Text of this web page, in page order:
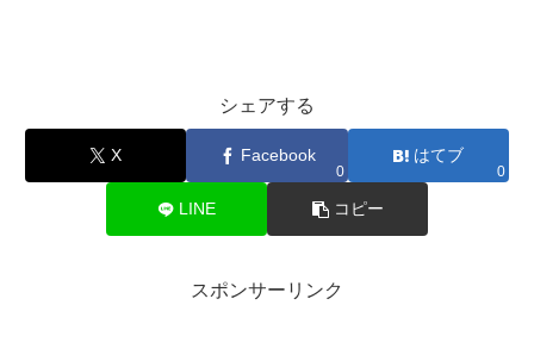
シェアする
X Facebook
0
はてブ
0
LINE コピー
スポンサーリンク